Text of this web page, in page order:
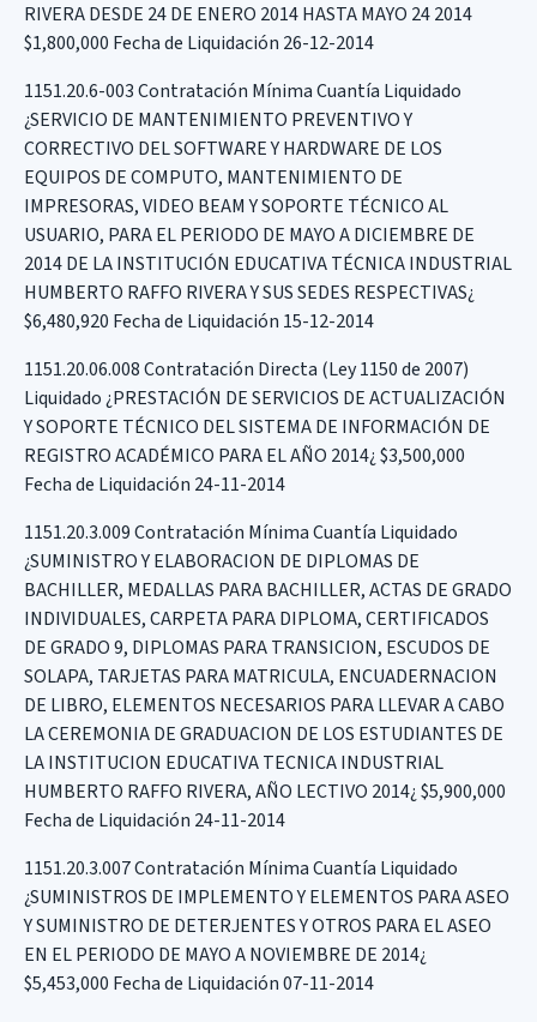
RIVERA DESDE 24 DE ENERO 2014 HASTA MAYO 24 2014
$1,800,000 Fecha de Liquidación 26-12-2014
1151.20.6-003 Contratación Mínima Cuantía Liquidado
¿SERVICIO DE MANTENIMIENTO PREVENTIVO Y
CORRECTIVO DEL SOFTWARE Y HARDWARE DE LOS
EQUIPOS DE COMPUTO, MANTENIMIENTO DE
IMPRESORAS, VIDEO BEAM Y SOPORTE TÉCNICO AL
USUARIO, PARA EL PERIODO DE MAYO A DICIEMBRE DE
2014 DE LA INSTITUCIÓN EDUCATIVA TÉCNICA INDUSTRIAL
HUMBERTO RAFFO RIVERA Y SUS SEDES RESPECTIVAS¿
$6,480,920 Fecha de Liquidación 15-12-2014
1151.20.06.008 Contratación Directa (Ley 1150 de 2007)
Liquidado ¿PRESTACIÓN DE SERVICIOS DE ACTUALIZACIÓN
Y SOPORTE TÉCNICO DEL SISTEMA DE INFORMACIÓN DE
REGISTRO ACADÉMICO PARA EL AÑO 2014¿ $3,500,000
Fecha de Liquidación 24-11-2014
1151.20.3.009 Contratación Mínima Cuantía Liquidado
¿SUMINISTRO Y ELABORACION DE DIPLOMAS DE
BACHILLER, MEDALLAS PARA BACHILLER, ACTAS DE GRADO
INDIVIDUALES, CARPETA PARA DIPLOMA, CERTIFICADOS
DE GRADO 9, DIPLOMAS PARA TRANSICION, ESCUDOS DE
SOLAPA, TARJETAS PARA MATRICULA, ENCUADERNACION
DE LIBRO, ELEMENTOS NECESARIOS PARA LLEVAR A CABO
LA CEREMONIA DE GRADUACION DE LOS ESTUDIANTES DE
LA INSTITUCION EDUCATIVA TECNICA INDUSTRIAL
HUMBERTO RAFFO RIVERA, AÑO LECTIVO 2014¿ $5,900,000
Fecha de Liquidación 24-11-2014
1151.20.3.007 Contratación Mínima Cuantía Liquidado
¿SUMINISTROS DE IMPLEMENTO Y ELEMENTOS PARA ASEO
Y SUMINISTRO DE DETERJENTES Y OTROS PARA EL ASEO
EN EL PERIODO DE MAYO A NOVIEMBRE DE 2014¿
$5,453,000 Fecha de Liquidación 07-11-2014